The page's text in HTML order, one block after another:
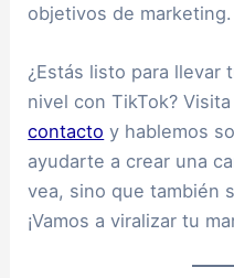
objetivos de marketing.
¿Estás listo para llevar
nivel con TikTok?
contacto y hablemos
ayudarte a crear una
vea, sino que también
¡Vamos a viralizar tu